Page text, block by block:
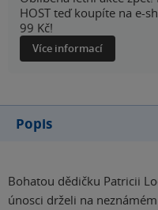
HOST teď koupíte na e-
99 Kč!
Více informací
Popis
Bohatou dědičku Patricii
únosci drželi na